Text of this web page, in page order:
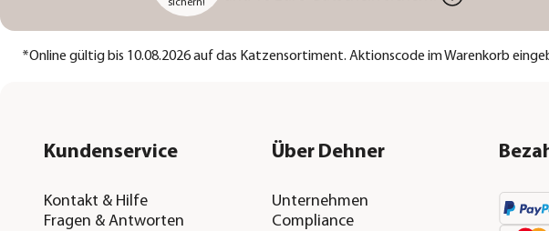
sichern!
*Online gültig bis 10.08.2026 auf das Katzensortiment. Aktionscode im Warenkorb
Kundenservice
Kontakt & Hilfe
Fragen & Antworten
Über Dehner
Unternehmen
Compliance